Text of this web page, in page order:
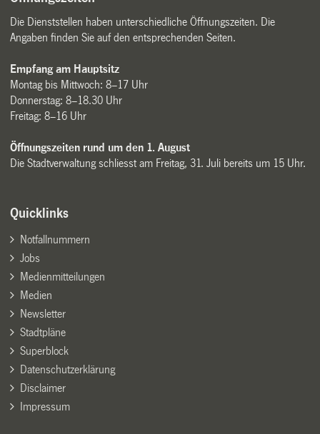
Die Dienststellen haben unterschiedliche Öffnungszeiten. Die
Angaben finden Sie auf den entsprechenden Seiten.
Empfang am Hauptsitz
Montag bis Mittwoch: 8–17 Uhr
Donnerstag: 8–18.30 Uhr
Freitag: 8–16 Uhr
Öffnungszeiten rund um den 1. August
Die Stadtverwaltung schliesst am Freitag, 31. Juli bereits um 15 Uhr.
Quicklinks
Notfallnummern
Jobs
Medienmitteilungen
Medien
Newsletter
Stadtpläne
Superblock
Datenschutzerklärung
Disclaimer
Impressum